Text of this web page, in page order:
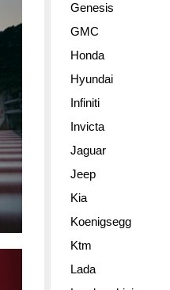
Genesis
GMC
Honda
Hyundai
Infiniti
Invicta
Jaguar
Jeep
Kia
Koenigsegg
Ktm
Lada